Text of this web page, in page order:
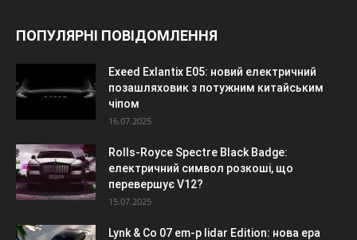
ПОПУЛЯРНІ ПОВІДОМЛЕННЯ
Exeed Exlantix E05: новий електричний
позашляховик з потужним китайським
чіпом
16.07.2025
Rolls-Royce Spectre Black Badge:
електричний символ розкоші, що
перевершує V12?
15.07.2025
Lynk & Co 07 em-p lidar Edition: нова ера